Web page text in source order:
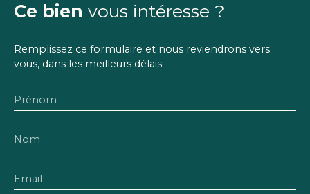
Ce bien vous intéresse ?
Remplissez ce formulaire et nous reviendrons vers
vous, dans les meilleurs délais.
Prénom
Nom
Email